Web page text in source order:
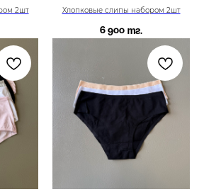
2шт Хлопковые слипы набором 2шт
6 900 тг.